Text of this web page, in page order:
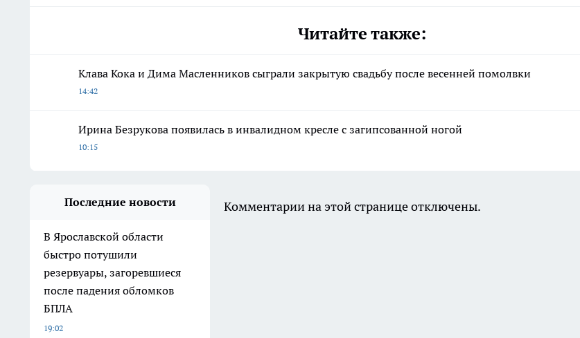
Читайте также:
Клава Кока и Дима Масленников сыграли закрытую свадьбу после весенней помолвки
14:42
Ирина Безрукова появилась в инвалидном кресле с загипсованной ногой
10:15
Последние новости
В Ярославской области
быстро потушили
резервуары, загоревшиеся
после падения обломков
БПЛА
19:02
Комментарии на этой странице отключены.